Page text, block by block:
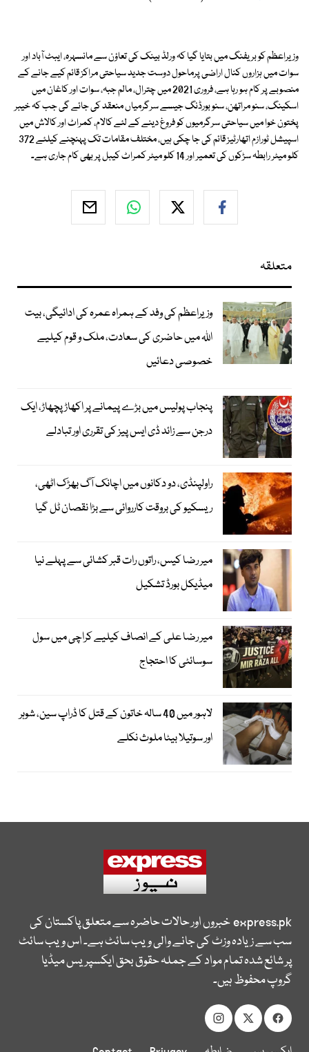
وزیراعظم کو بریفنگ میں بتایا گیا کہ ورلڈ بینک کی تعاؤن سے مانسہرہ، ایبٹ آباد اور
سوات میں ہزاروں کنال اراضی پرماحول دوست جدید سیاحتی مراکز قائم کیے جانے کے
منصوبے پر کام ہو رہا ہے، فروری 2021 میں چترال، مالم جبہ، سوات اور کاغان میں
اسکینگ، سنو مراتھن، سنو بورڈنگ جیسے سرگرمیاں منعقد کی جائے گی جب کہ خیبر
پختون خوا میں سیاحتی سرگرمیوں کو فروغ دینے کے لئے کالام، کمراٹ اور کالاش میں
اسپیشل ٹورازم اتھارٹیز قائم کی جا چکی ہیں، مختلف مقامات تک پہنچنے کیلئے 372
کلو میٹر رابطہ سڑکوں کی تعمیر اور 14 کلو میٹر کمراٹ کیبل پر بھی کام جاری ہے۔
متعلقہ
وزیراعظم کی وفد کے ہمراہ عمرہ کی ادائیگی، بیت
اللہ میں حاضری کی سعادت، ملک و قوم کیلیے
خصوصی دعائیں
پنجاب پولیس میں بڑے پیمانے پر اکھاڑ پچھاڑ، ایک
درجن سے زائد ڈی ایس پیز کی تقرری اور تبادلے
راولپنڈی، دو دکانوں میں اچانک آگ بھڑک اٹھی،
ریسکیو کی بروقت کارروائی سے بڑا نقصان ٹل گیا
میر رضا کیس، راتوں رات قبر کشائی سے پہلے نیا
میڈیکل بورڈ تشکیل
میر رضا علی کے انصاف کیلیے کراچی میں سول
سوسائٹی کا احتجاج
لاہور میں 40 سالہ خاتون کے قتل کا ڈراپ سین، شوہر
اور سوتیلا بیٹا ملوث نکلے
express.pkخبروں اور حالات حاضرہ سے متعلق پاکستان کی
سب سے زیادہ وزٹ کی جانے والی ویب سائٹ ہے۔ اس ویب سائٹ
پر شائع شدہ تمام مواد کے جملہ حقوق بحق ایکسپریس میڈیا
گروپ محفوظ ہیں۔